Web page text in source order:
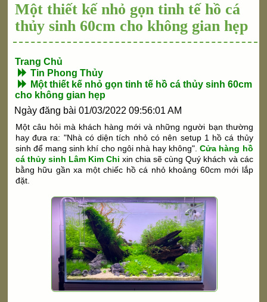
Một thiết kế nhỏ gọn tinh tế hồ cá
thủy sinh 60cm cho không gian hẹp
Trang Chủ
Tin Phong Thủy
Một thiết kế nhỏ gọn tinh tế hồ cá thủy sinh 60cm
cho không gian hẹp
Ngày đăng bài 01/03/2022 09:56:01 AM
Một câu hỏi mà khách hàng mới và những người bạn thường
hay đưa ra: "Nhà có diện tích nhỏ có nên setup 1 hồ cá thủy
sinh để mang sinh khí cho ngôi nhà hay không".Cửa hàng hồ
cá thủy sinh Lâm Kim Chi xin chia sẽ cùng Quý khách và các
bằng hữu gần xa một chiếc hồ cá nhỏ khoảng 60cm mới lắp
đặt.